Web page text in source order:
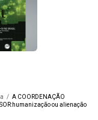
/ A COORDENAÇÃO
ou alienação